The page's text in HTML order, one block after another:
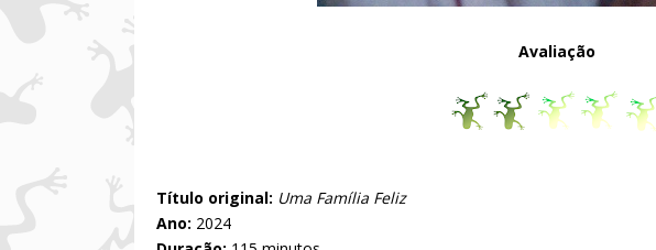
Avaliação
Título original: Uma Família Feliz
Ano: 2024